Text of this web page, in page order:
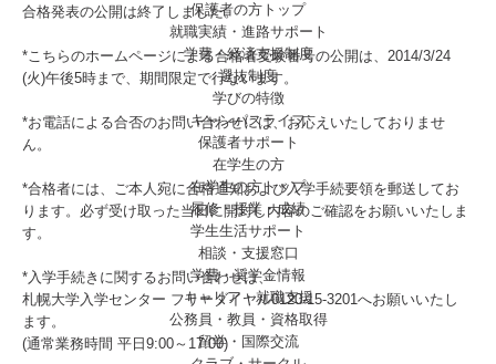
保護者の方トップ
就職実績・進路サポート
学費・経済支援制度
選抜制度
学びの特徴
キャンパスライフ
保護者サポート
在学生の方
在学生の方トップ
履修・授業・成績
学生生活サポート
相談・支援窓口
学費・奨学金情報
キャリア・就職支援
公務員・教員・資格取得
留学・国際交流
合格発表の公開は終了しました。
*こちらのホームページによる合格者受験番号の公開は、2014/3/24
(火)午後5時まで、期間限定で行ないます。
*お電話による合否のお問い合わせには、お応えいたしておりませ
ん。
*合格者には、ご本人宛に合格通知および入学手続要領を郵送してお
ります。必ず受け取った当日に開封し内容のご確認をお願いいたしま
す。
*入学手続きに関するお問い合わせは、
札幌大学入学センター フリーダイヤル0120-15-3201へお願いいたし
ます。
(通常業務時間 平日9:00～17:00)